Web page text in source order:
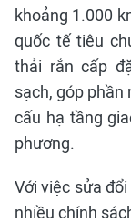
khoảng 1.000
quốc tế tiêu
thải rắn cấp
sạch, góp phần
cấu hạ tầng
phương.
Với việc sửa
nhiều chính